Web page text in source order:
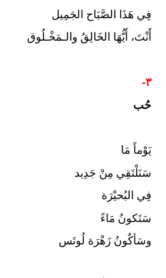
فِي هَذَا الصَّبَاح الجَمِيل
أَنْتَ، أَيُّهَا الخَالِقُ والـمَخْـلُوق
٣-
حُب
يَوْماً مَا
سَنَلْتَقِي مِنْ جَدِيد
فِي البُحيْرَة
سَتَكونُ مَاءً
وسَأكٌونُ زَهْرَة لُوتَس